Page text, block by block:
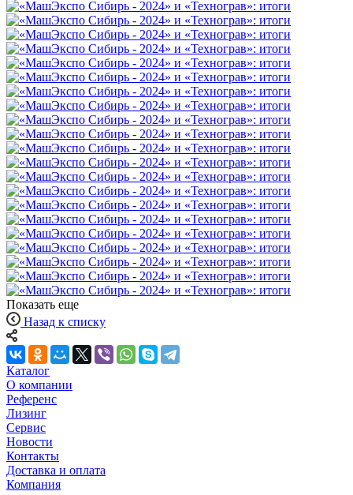
Показать еще
Назад к списку
Каталог
О компании
Референс
Лизинг
Сервис
Новости
Контакты
Доставка и оплата
Компания